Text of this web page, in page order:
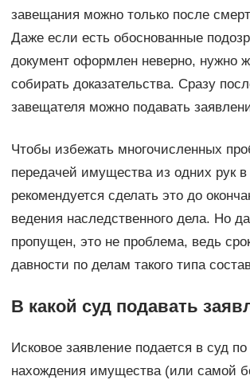
завещания можно только после
Даже если есть обоснованные
документ оформлен неверно, нужно
собирать доказательства. Сразу
завещателя можно подавать
Чтобы избежать многочисленных
передачей имущества из одних рук в
рекомендуется сделать это до
ведения наследственного дела. Но
пропущен, это не проблема, ведь
давности по делам такого типа
В какой суд подавать
Исковое заявление подается в суд
нахождения имущества (или самой